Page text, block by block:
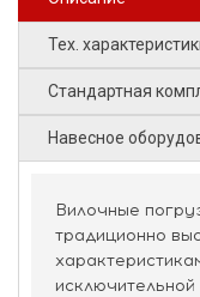
Тех.
Стандартная
Навесное
Вилочные
традиционно